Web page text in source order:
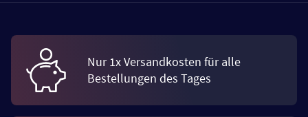
Nur 1x Versandkosten für alle
Bestellungen des Tages